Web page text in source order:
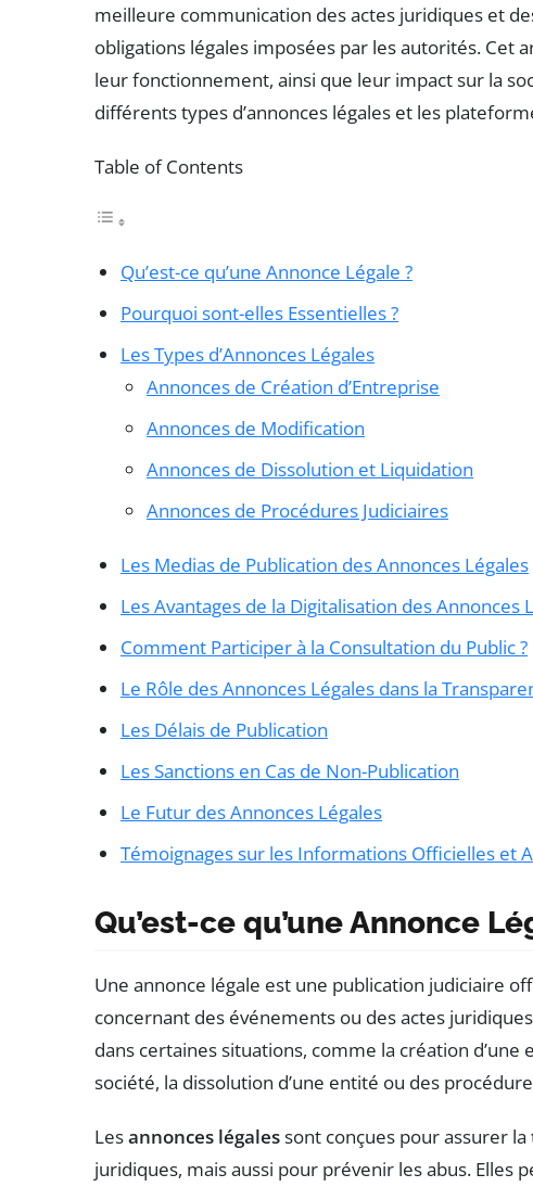
meilleure communication des actes juridiques et
obligations légales imposées par les autorités. Cet
leur fonctionnement, ainsi que leur impact sur la
différents types d’annonces légales et les
Table of Contents
Qu’est-ce qu’une Annonce Légale ?
Pourquoi sont-elles Essentielles ?
Les Types d’Annonces Légales
Annonces de Création d’Entreprise
Annonces de Modification
Annonces de Dissolution et Liquidation
Annonces de Procédures Judiciaires
Les Medias de Publication des Annonces Légales
Les Avantages de la Digitalisation des Annonces
Comment Participer à la Consultation du Public ?
Le Rôle des Annonces Légales dans la
Les Délais de Publication
Les Sanctions en Cas de Non-Publication
Le Futur des Annonces Légales
Témoignages sur les Informations Officielles et
Qu’est-ce qu’une Annonce
Une annonce légale est une publication judiciaire
concernant des événements ou des actes
dans certaines situations, comme la création
société, la dissolution d’une entité ou des
Lesannonces légalessont conçues pour assurer la
juridiques, mais aussi pour prévenir les abus. Elles